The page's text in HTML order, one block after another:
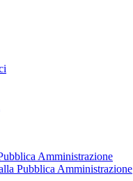
Amministrazione
Pubblica Amministrazione